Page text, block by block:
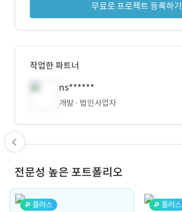
무료로 프로젝트 등록하기
작업한 파트너
ns******
개발 법인사업자
전문성 높은 포트폴리오
플러스 플러스